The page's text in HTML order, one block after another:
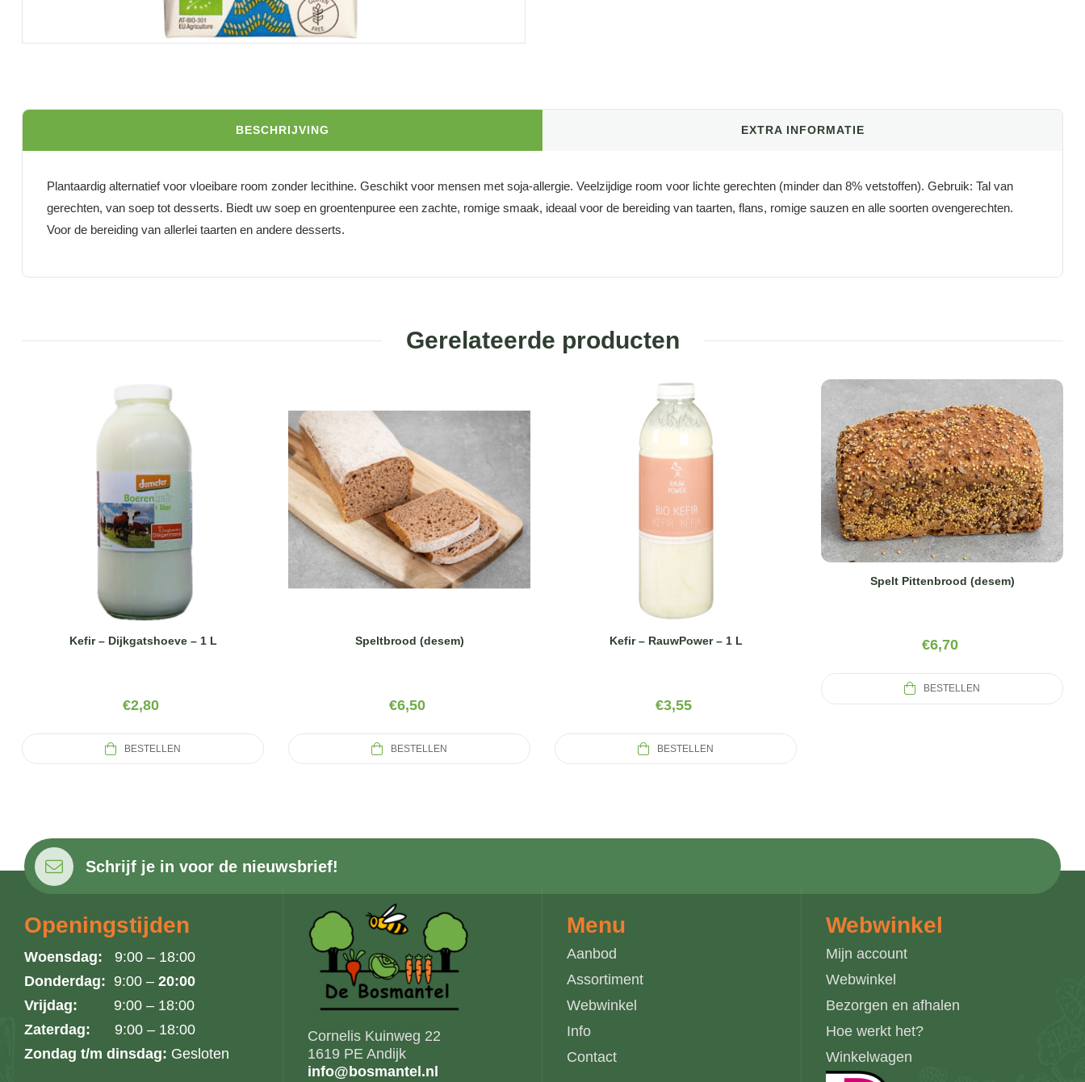
BESCHRIJVING EXTRA INFORMATIE
Plantaardig alternatief voor vloeibare room zonder lecithine. Geschikt voor mensen met soja-allergie. Veelzijdige room voor lichte gerechten (minder dan 8% vetstoffen). Gebruik: Tal van
gerechten, van soep tot desserts. Biedt uw soep en groentenpuree een zachte, romige smaak, ideaal voor de bereiding van taarten, flans, romige sauzen en alle soorten ovengerechten.
Voor de bereiding van allerlei taarten en andere desserts.
Gerelateerde producten
Kefir – Dijkgatshoeve – 1 L
€2,80
BESTELLEN
Speltbrood (desem)
€6,50
BESTELLEN
Kefir – RauwPower – 1 L
€3,55
BESTELLEN
Spelt Pittenbrood (desem)
€6,70
BESTELLEN
Schrijf je in voor de nieuwsbrief!
Openingstijden
Woensdag: 9:00 – 18:00
Donderdag: 9:00 – 20:00
Vrijdag: 9:00 – 18:00
Zaterdag: 9:00 – 18:00
Zondag t/m dinsdag: Gesloten
Cornelis Kuinweg 22
1619 PE Andijk
info@bosmantel.nl
Menu
Aanbod
Assortiment
Webwinkel
Info
Contact
Webwinkel
Mijn account
Webwinkel
Bezorgen en afhalen
Hoe werkt het?
Winkelwagen